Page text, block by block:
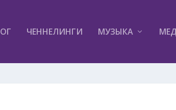
ЧЕННЕЛИНГИ МУЗЫКА